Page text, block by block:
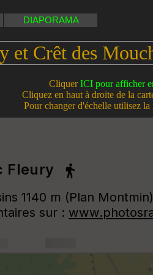
DIAPORAMA
et Crêt des
CliquerICI pour afficher
Cliquez en haut à droite de la
Pour changer d'échelle utilisez la